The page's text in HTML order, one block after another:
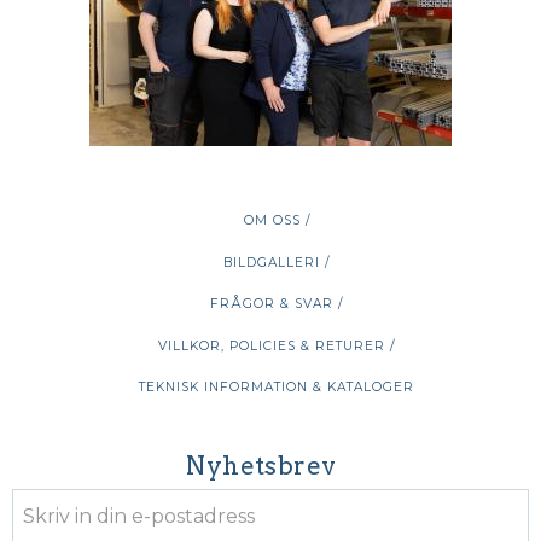
OM OSS /
BILDGALLERI /
FRÅGOR & SVAR /
VILLKOR, POLICIES & RETURER /
TEKNISK INFORMATION & KATALOGER
Nyhetsbrev